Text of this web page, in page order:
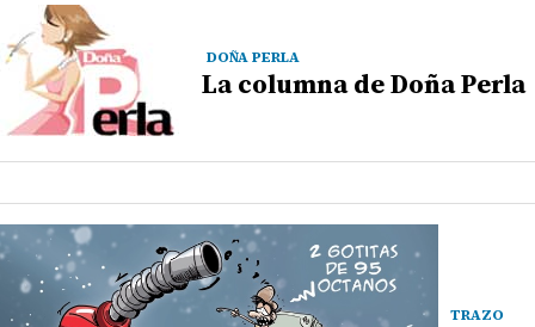
DOÑA PERLA
La columna de Doña Perla
TRAZO